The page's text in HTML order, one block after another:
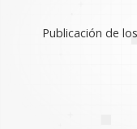
Publicación de